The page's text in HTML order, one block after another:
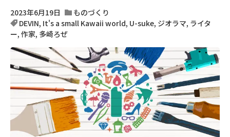
2023年6月19日
ものづくり
DEVIN, It's a small Kawaii world, U-suke, ジオラマ, ライタ
ー, 作家, 多崎ろぜ